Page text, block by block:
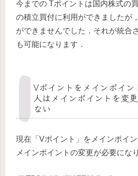
今までの Tポイントは国内株式の
の積立買付に利用ができましたが
ができませんでした．それが統合
も可能になります．
Vポイントをメインポイン
人はメインポイントを変
ない
現在「Vポイント」をメインポイ
メインポイントの変更が必要にな